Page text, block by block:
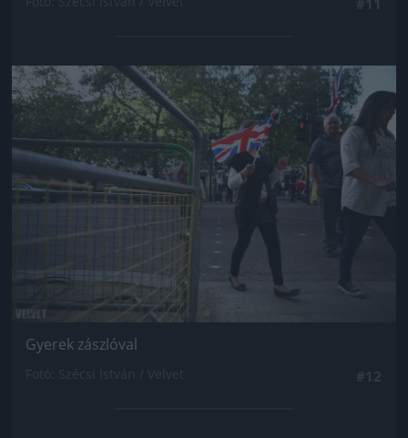
Jön még kép!
Gyerek zászlóval